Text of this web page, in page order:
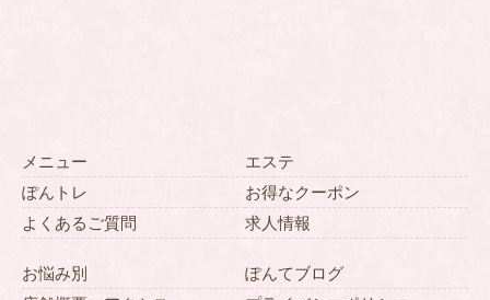
メニュー
エステ
ぽんトレ
お得なクーポン
よくあるご質問
求人情報
お悩み別
ぽんてブログ